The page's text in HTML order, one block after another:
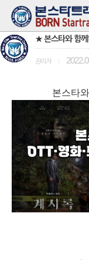
★ 본스타와 함께
관리자
본스타